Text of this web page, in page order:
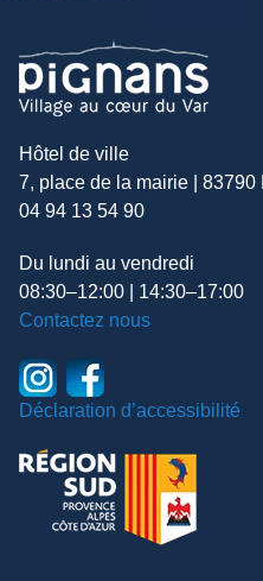
Hôtel de ville
7, place de la mairie | 83790
04 94 13 54 90
Du lundi au vendredi
08:30–12:00 | 14:30–17:00
Contactez nous
Déclaration d’accessibilité